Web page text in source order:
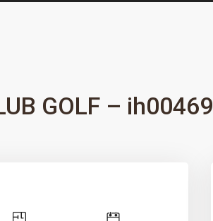
GOLF – ih00469